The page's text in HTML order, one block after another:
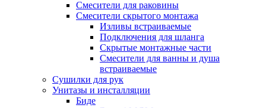
Смесители для раковины
Смесители скрытого монтажа
Изливы встраиваемые
Подключения для шланга
Скрытые монтажные части
Смесители для ванны и душа
встраиваемые
Сушилки для рук
Унитазы и инсталляции
Биде